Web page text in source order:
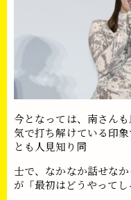
今となっては、南さん
気で打ち解けている印
とも人見知り同
士で、なかなか話せな
が「最初はどうやって